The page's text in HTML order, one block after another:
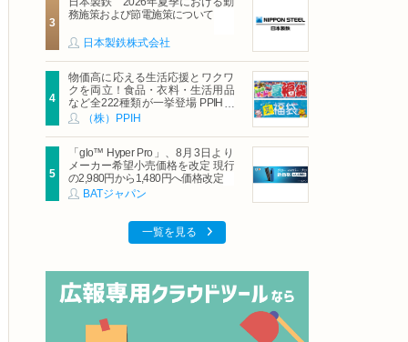
務施策および節電施策について
日本製鉄株式会社
物価高に応える生活応援とワクワ
クを両立！食品・衣料・生活用品
など全222種類が一挙登場 PPIHグ
ループ「夏福袋」＆セール 8月6日
（株）PPIH
「glo™ Hyper Pro」、8月3日より
メーカー希望小売価格を改定 現行
の2,980円から1,480円へ価格改定
BATジャパン
一覧を見る